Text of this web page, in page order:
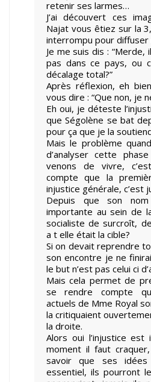
retenir ses larmes…
J’ai découvert ces
Najat vous êtiez sur la
interrompu pour diffuser
Je me suis dis : “Merde,
pas dans ce pays, ou
décalage total?”
Après réflexion, eh
vous dire : “Que non, je
Eh oui, je déteste
que Ségolène se bat
pour ça que je la
Mais le problème
d’analyser cette
venons de vivre,
compte que la
injustice générale, c’est
Depuis que son
importante au sein de
socialiste de surcroît,
a t elle était la cible?
Si on devait reprendre
son encontre je ne
le but n’est pas celui ci
Mais cela permet de
se rendre compte
actuels de Mme Royal
la critiquaient
la droite.
Alors oui l’injustice
moment il faut
savoir que ses
essentiel, ils pourront